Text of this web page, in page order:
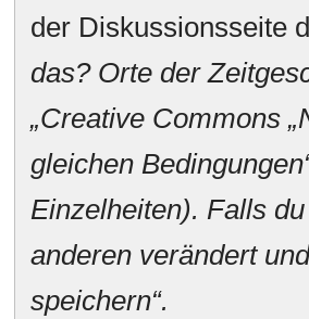
der Diskussionsseite
das? Orte der
„Creative Commons
gleichen
Einzelheiten). Falls
anderen verändert
speichern“.